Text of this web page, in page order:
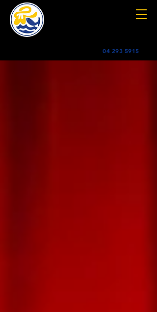
04 293 5915